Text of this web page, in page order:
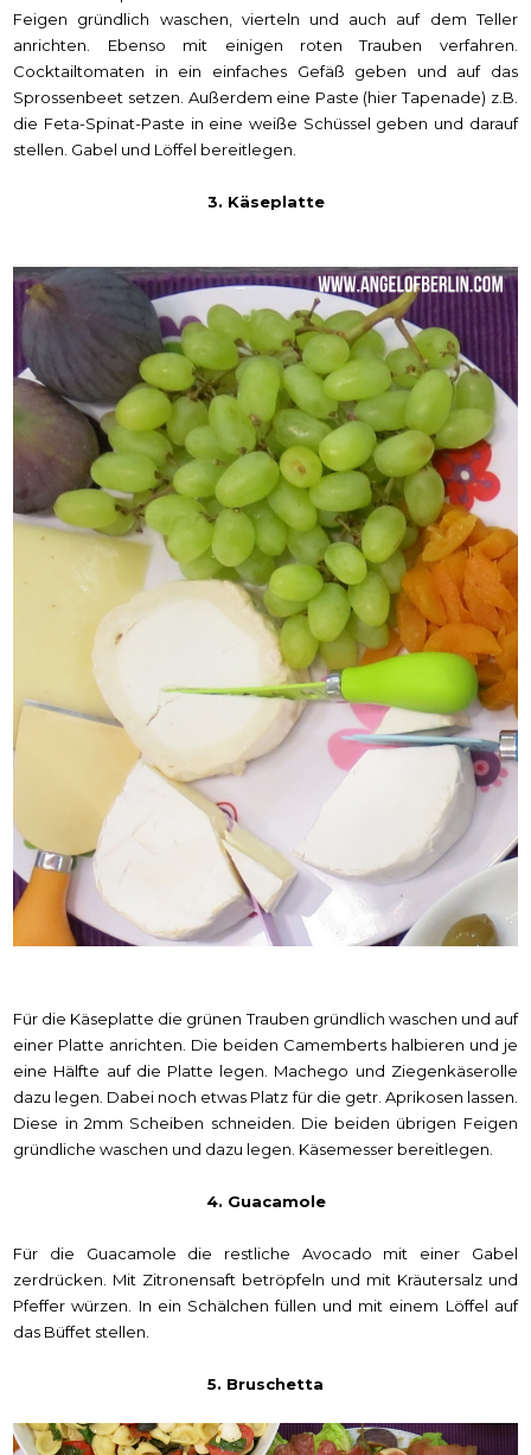
Feigen gründlich waschen, vierteln und auch auf dem Teller
anrichten. Ebenso mit einigen roten Trauben verfahren.
Cocktailtomaten in ein einfaches Gefäß geben und auf das
Sprossenbeet setzen. Außerdem eine Paste (hier Tapenade) z.B.
die Feta-Spinat-Paste in eine weiße Schüssel geben und darauf
stellen. Gabel und Löffel bereitlegen.
3. Käseplatte
Für die Käseplatte die grünen Trauben gründlich waschen und auf
einer Platte anrichten. Die beiden Camemberts halbieren und je
eine Hälfte auf die Platte legen. Machego und Ziegenkäserolle
dazu legen. Dabei noch etwas Platz für die getr. Aprikosen lassen.
Diese in 2mm Scheiben schneiden. Die beiden übrigen Feigen
gründliche waschen und dazu legen. Käsemesser bereitlegen.
4. Guacamole
Für die Guacamole die restliche Avocado mit einer Gabel
zerdrücken. Mit Zitronensaft betröpfeln und mit Kräutersalz und
Pfeffer würzen. In ein Schälchen füllen und mit einem Löffel auf
das Büffet stellen.
5. Bruschetta